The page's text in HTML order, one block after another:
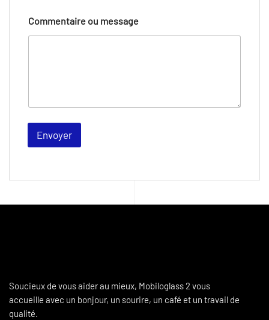
Commentaire ou message
Envoyer
Soucieux de vous aider au mieux, Mobiloglass 2 vous
accueille avec un bonjour, un sourire, un café et un travail de
qualité.